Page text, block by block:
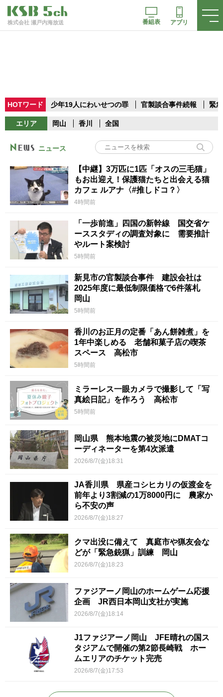
株式会社 瀬戸内海放送 番組表 アプリ
HOTワード 少年19人にわいせつの罪 官製談合事件続報 緊
エリア 岡山 香川 全国
ニュース
【中継】3万匹に1匹「オスの三毛猫」
もお出迎え！保護猫たちと出会える猫
カフェ ルアナ〈#推しドコ？〉
4時間前
「一歩前進」四国の新幹線 国交省ケ
ーススタディの調査対象に 需要推計
やルート案検討
5時間前
新見市の官製談合事件 建設会社は
2025年度に最低制限価格で6件落札
岡山
5時間前
香川のお正月の定番「あん餅雑煮」を
1年中楽しめる 老舗和菓子店の喫茶
スペース 高松市
5時間前
ミラーレス一眼カメラで撮影して「写
真絵日記」を作ろう 高松市
5時間前
岡山県 熊本地震の被災地にDMATコ
ーディネーターを第4次派遣
2026/8/7(金)18:31
JA香川県 県産コシヒカリの仮渡金を
前年より3割減の1万8000円に 農家か
ら不安の声
2026/8/7(金)18:27
クマ出没に備えて 真庭市や猟友会な
どが「緊急銃猟」訓練 岡山
2026/8/7(金)18:23
ファジアーノ岡山のホームゲーム応援
企画 JR西日本岡山支社が実施
2026/8/7(金)18:14
J1ファジアーノ岡山 JFE晴れの国ス
タジアムで開催の第2節長崎戦 ホー
ムエリアのチケット完売
2026/8/7(金)17:53